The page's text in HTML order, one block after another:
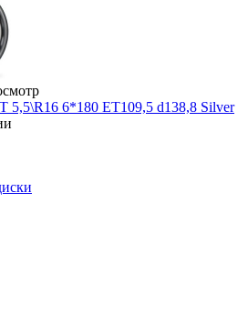
5,5\R16 6*180 ET109,5 d138,8 Silver